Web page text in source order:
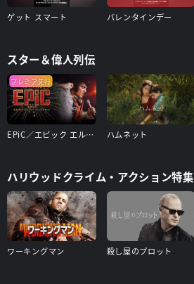
ゲット スマート バレンタインデー
スター＆偉人列伝
プレミア先行
EPiC／エピック エルヴィス・プレスリー・イン・コンサート ハムネット
ハリウッドクライム・アクション特集
ワーキングマン 殺し屋のプロット